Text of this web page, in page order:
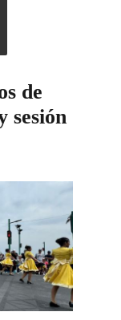
de
sesión